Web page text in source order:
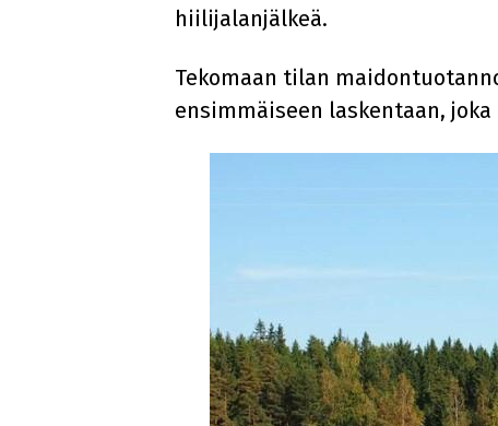
hiilijalanjälkeä.
Tekomaan tilan
ensimmäiseen laskentaan,